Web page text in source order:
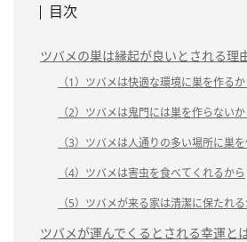
目次
ツバメの巣は縁起が良いとされる理
（1）ツバメは快適な環境に巣を作るか
（2）ツバメは鬼門には巣を作らないか
（3）ツバメは人通りの多い場所に巣
（4）ツバメは害虫を食べてくれるから
（5）ツバメが来る家は清潔に保たれる
ツバメが運んでくるとされる幸運と